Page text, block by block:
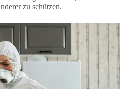
zu schützen.